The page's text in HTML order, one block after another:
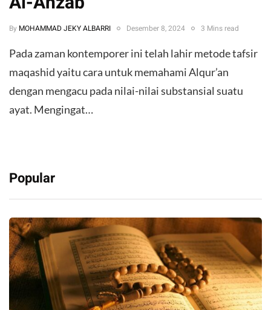
By MOHAMMAD JEKY ALBARRI Desember 8, 2024 3 Mins read
Pada zaman kontemporer ini telah lahir metode tafsir
maqashid yaitu cara untuk memahami Alqur’an
dengan mengacu pada nilai-nilai substansial suatu
ayat. Mengingat…
Popular